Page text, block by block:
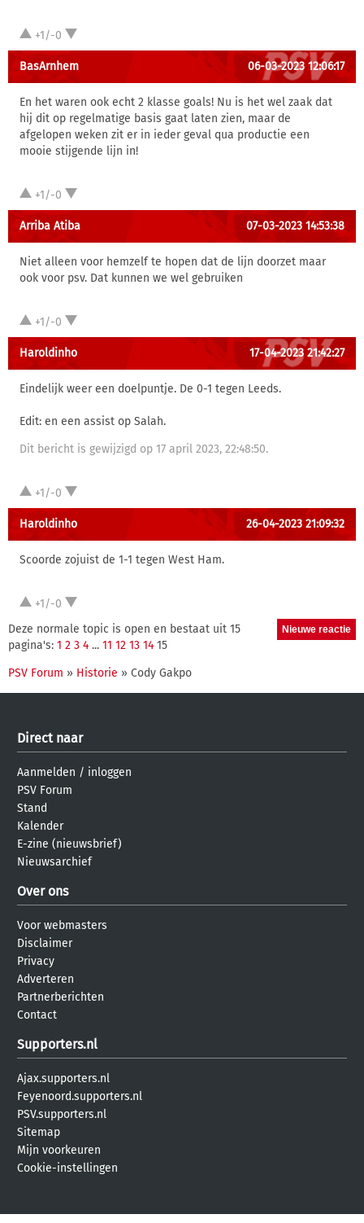
+1/-0
BasArnhem 06-03-2023 12:06:17
En het waren ook echt 2 klasse goals! Nu is het wel zaak dat
hij dit op regelmatige basis gaat laten zien, maar de
afgelopen weken zit er in ieder geval qua productie een
mooie stijgende lijn in!
+1/-0
Arriba Atiba 07-03-2023 14:53:38
Niet alleen voor hemzelf te hopen dat de lijn doorzet maar
ook voor psv. Dat kunnen we wel gebruiken
+1/-0
Haroldinho 17-04-2023 21:42:27
Eindelijk weer een doelpuntje. De 0-1 tegen Leeds.
Edit: en een assist op Salah.
Dit bericht is gewijzigd op 17 april 2023, 22:48:50.
+1/-0
Haroldinho 26-04-2023 21:09:32
Scoorde zojuist de 1-1 tegen West Ham.
+1/-0
Deze normale topic is open en bestaat uit 15
pagina's: 1 2 3 4 ... 11 12 13 14 15
PSV Forum » Historie » Cody Gakpo
Direct naar
Aanmelden / inloggen
PSV Forum
Stand
Kalender
E-zine (nieuwsbrief)
Nieuwsarchief
Over ons
Voor webmasters
Disclaimer
Privacy
Adverteren
Partnerberichten
Contact
Supporters.nl
Ajax.supporters.nl
Feyenoord.supporters.nl
PSV.supporters.nl
Sitemap
Mijn voorkeuren
Cookie-instellingen